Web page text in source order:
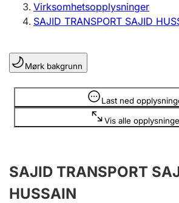
Enkeltpersonforetak
Registrere, endre, slette
Lag og forening
Registrere, endre, slette
Årsregnskap
Innsending og forsinkelsesgebyr
Virksomhetsopplysninger
SAJID TRANSPORT SAJID
Mørk bakgrunn
Last ned
Vis alle
Opplysninger er skjult
SAJID TRANSPORT
HUSSAIN